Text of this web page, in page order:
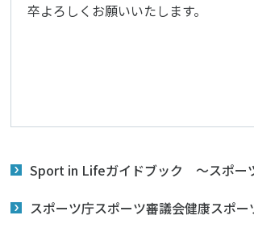
卒よろしくお願いいたします。
Sport in Lifeガイドブック ～スポー
スポーツ庁スポーツ審議会健康スポ